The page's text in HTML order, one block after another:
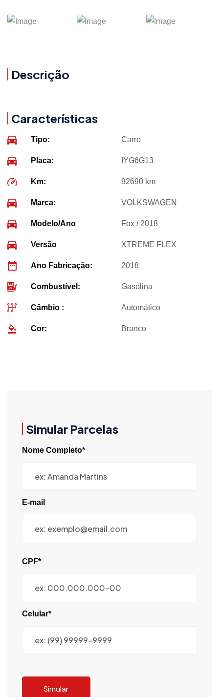
Descrição
Características
Tipo: Carro
Placa: IYG6G13
Km: 92690 km
Marca: VOLKSWAGEN
Modelo/Ano Fox / 2018
Versão XTREME FLEX
Ano Fabricação: 2018
Combustível: Gasolina
Câmbio : Automático
Cor: Branco
Simular Parcelas
Nome Completo*
E-mail
CPF*
Celular*
Simular